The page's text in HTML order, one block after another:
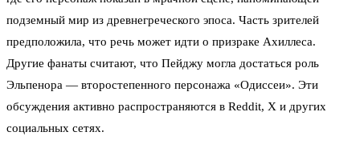
подземный мир из древнегреческого эпоса. Часть зрителей
предположила, что речь может идти о призраке Ахиллеса.
Другие фанаты считают, что Пейджу могла достаться роль
Эльпенора — второстепенного персонажа «Одиссеи». Эти
обсуждения активно распространяются в Reddit, X и других
социальных сетях.